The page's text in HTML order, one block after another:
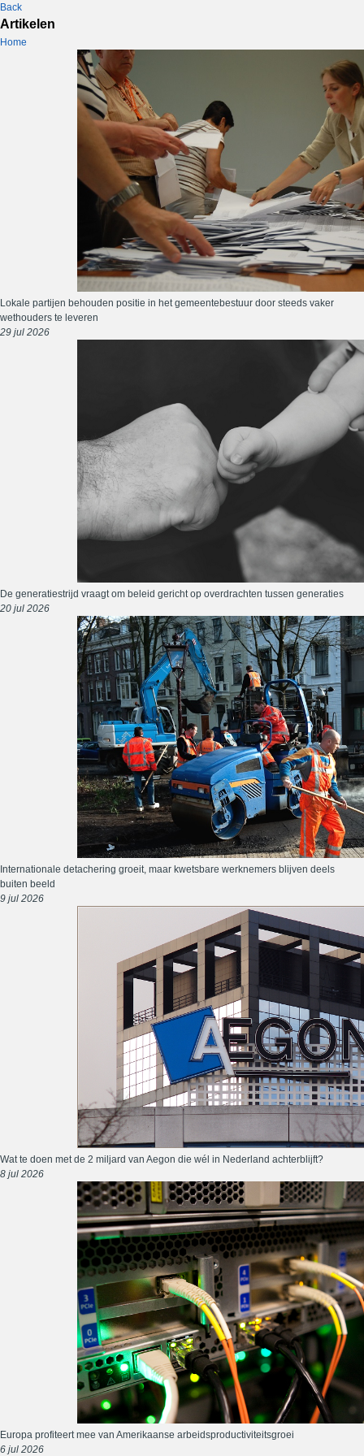
Back
Artikelen
Home
Lokale partijen behouden positie in het gemeentebestuur door steeds vaker
wethouders te leveren
29 jul 2026
De generatiestrijd vraagt om beleid gericht op overdrachten tussen generaties
20 jul 2026
Internationale detachering groeit, maar kwetsbare werknemers blijven deels
buiten beeld
9 jul 2026
Wat te doen met de 2 miljard van Aegon die wél in Nederland achterblijft?
8 jul 2026
Europa profiteert mee van Amerikaanse arbeidsproductiviteitsgroei
6 jul 2026